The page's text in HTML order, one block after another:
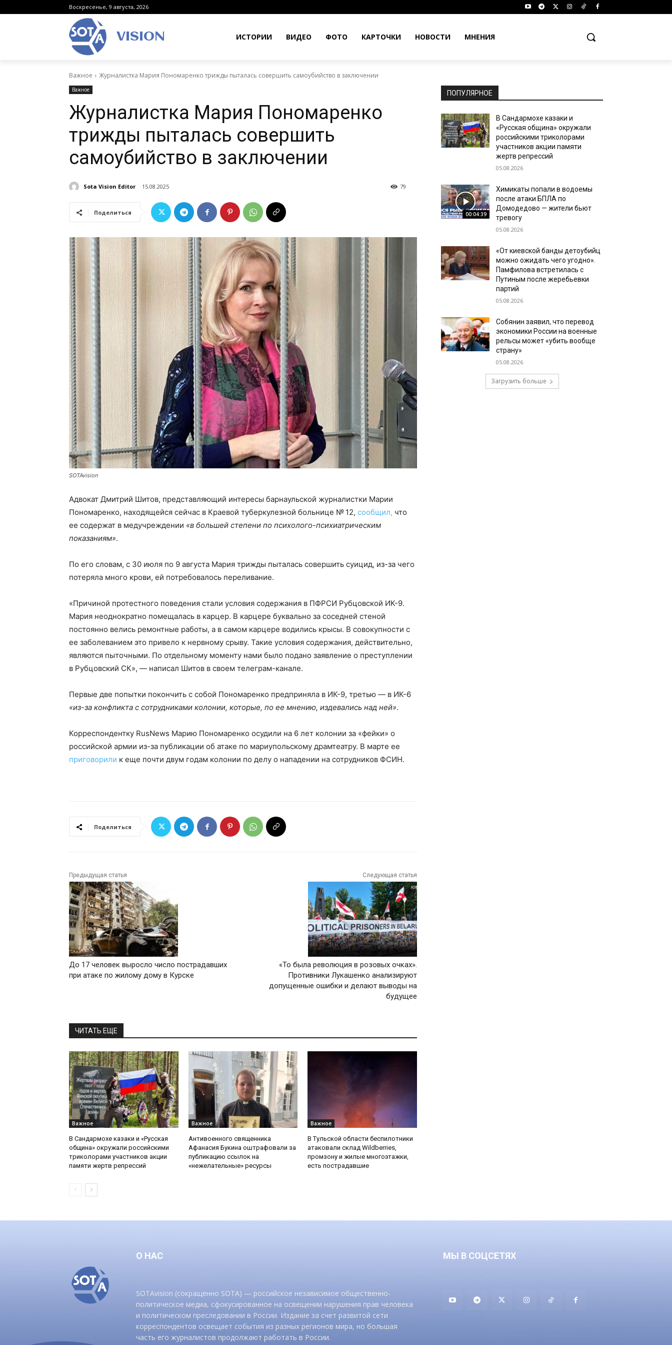
Воскресенье, 9 августа, 2026
VISION ИСТОРИИ ВИДЕО ФОТО КАРТОЧКИ НОВОСТИ МНЕНИЯ
Важное Журналистка Мария Пономаренко трижды пыталась совершить самоубийство в заключении
Важное
Журналистка Мария Пономаренко
трижды пыталась совершить
самоубийство в заключении
Sota Vision Editor 15.08.2025 79
Поделиться
SOTAvision
Адвокат Дмитрий Шитов, представляющий интересы барнаульской журналистки Марии
Пономаренко, находящейся сейчас в Краевой туберкулезной больнице № 12, сообщил, что
ее содержат в медучреждении «в большей степени по психолого-психиатрическим
показаниям».
По его словам, с 30 июля по 9 августа Мария трижды пыталась совершить суицид, из-за чего
потеряла много крови, ей потребовалось переливание.
«Причиной протестного поведения стали условия содержания в ПФРСИ Рубцовской ИК-9.
Мария неоднократно помещалась в карцер. В карцере буквально за соседней стеной
постоянно велись ремонтные работы, а в самом карцере водились крысы. В совокупности с
ее заболеванием это привело к нервному срыву. Такие условия содержания, действительно,
являются пыточными. По отдельному моменту нами было подано заявление о преступлении
в Рубцовский СК», — написал Шитов в своем телеграм-канале.
Первые две попытки покончить с собой Пономаренко предприняла в ИК-9, третью — в ИК-6
«из-за конфликта с сотрудниками колонии, которые, по ее мнению, издевались над ней».
Корреспондентку RusNews Марию Пономаренко осудили на 6 лет колонии за «фейки» о
российской армии из-за публикации об атаке по мариупольскому драмтеатру. В марте ее
приговорили к еще почти двум годам колонии по делу о нападении на сотрудников ФСИН.
Поделиться
Предыдущая статья
До 17 человек выросло число пострадавших
при атаке по жилому дому в Курске
Следующая статья
«То была революция в розовых очках».
Противники Лукашенко анализируют
допущенные ошибки и делают выводы на
будущее
ЧИТАТЬ ЕЩЕ
Важное
В Сандармохе казаки и «Русская
община» окружали российскими
триколорами участников акции
памяти жертв репрессий
Важное
Антивоенного священника
Афанасия Букина оштрафовали за
публикацию ссылок на
«нежелательные» ресурсы
Важное
В Тульской области беспилотники
атаковали склад Wildberries,
промзону и жилые многоэтажки,
есть пострадавшие
ПОПУЛЯРНОЕ
В Сандармохе казаки и
«Русская община» окружали
российскими триколорами
участников акции памяти
жертв репрессий
05.08.2026
00:04:39
Химикаты попали в водоемы
после атаки БПЛА по
Домодедово — жители бьют
тревогу
05.08.2026
«От киевской банды детоубийц
можно ожидать чего угодно».
Памфилова встретилась с
Путиным после жеребьевки
партий
05.08.2026
Собянин заявил, что перевод
экономики России на военные
рельсы может «убить вообще
страну»
05.08.2026
Загрузить больше
О НАС
SOTAvision (сокращенно SOTA) — российское независимое общественно-
политическое медиа, сфокусированное на освещении нарушения прав человека
и политическом преследовании в России. Издание за счет развитой сети
корреспондентов освещает события из разных регионов мира, но большая
часть его журналистов продолжают работать в России.
МЫ В СОЦСЕТЯХ